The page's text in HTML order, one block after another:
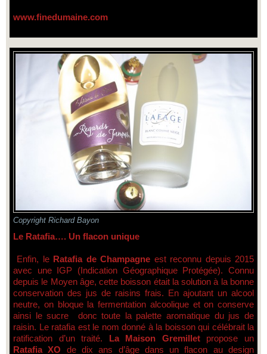
www.finedumaine.com
Copyright Richard Bayon
Le Ratafia…. Un flacon unique
Enfin, leRatafia de Champagne est reconnu depuis 2015
avec une IGP (Indication Géographique Protégée). Connu
depuis le Moyen âge, cette boisson était la solution à la bonne
conservation des jus de raisins frais. En ajoutant un alcool
neutre, on bloque la fermentation alcoolique et on conserve
ainsi le sucre donc toute la palette aromatique du jus de
raisin. Le ratafia est le nom donné à la boisson qui célébrait la
ratification d’un traité. La Maison Gremilletpropose un
Ratafia XO de dix ans d’âge dans un flacon au design